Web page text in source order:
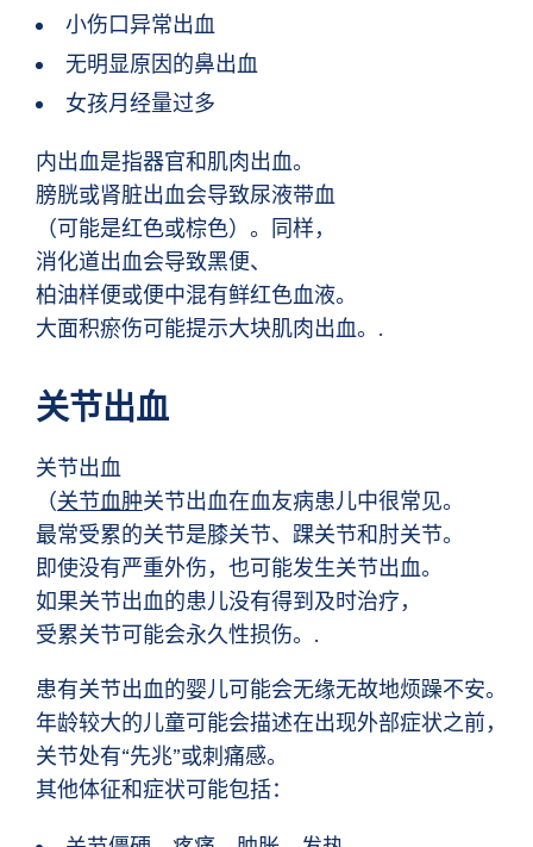
小伤口异常出血
无明显原因的鼻出血
女孩月经量过多
内出血是指器官和肌肉出血。
膀胱或肾脏出血会导致尿液带血
（可能是红色或棕色）。同样，
消化道出血会导致黑便、
柏油样便或便中混有鲜红色血液。
大面积瘀伤可能提示大块肌肉出血。.
关节出血
关节出血
（关节血肿关节出血在血友病患儿中很常见。
最常受累的关节是膝关节、踝关节和肘关节。
即使没有严重外伤，也可能发生关节出血。
如果关节出血的患儿没有得到及时治疗，
受累关节可能会永久性损伤。.
患有关节出血的婴儿可能会无缘无故地烦躁不安。
年龄较大的儿童可能会描述在出现外部症状之前，
关节处有“先兆”或刺痛感。
其他体征和症状可能包括：